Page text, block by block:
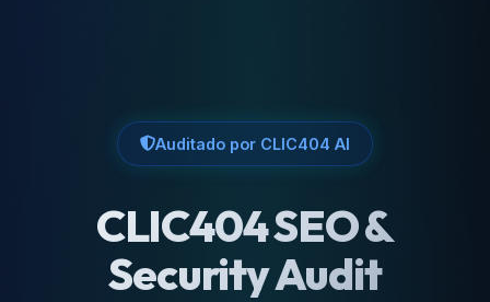
Auditado por CLIC404 AI
CLIC404 SEO &
Security Audit